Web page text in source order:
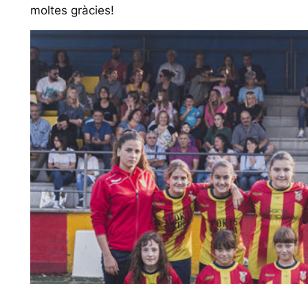
moltes gràcies!